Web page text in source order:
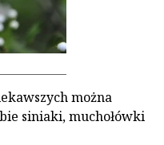
można
siniaki, muchołówki